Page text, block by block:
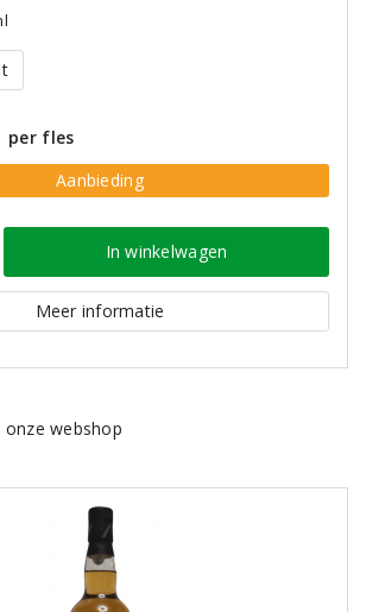
per fles
Aanbieding
In winkelwagen
Meer informatie